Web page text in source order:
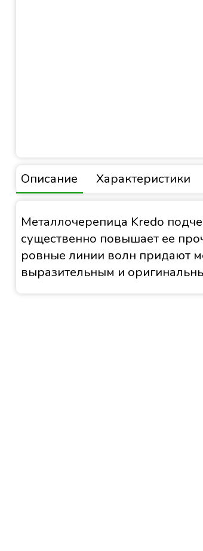
Описание Характеристики
Металлочерепица Kredo
существенно повышает ее
ровные линии волн придают
выразительным и